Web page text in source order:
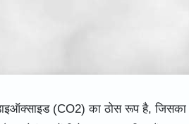
(CO2) का ठोस रूप है, जिसका